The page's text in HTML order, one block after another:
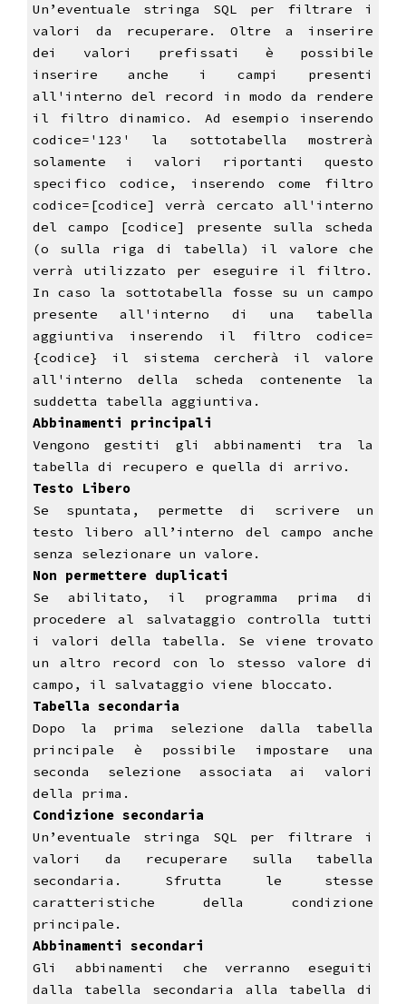
Un’eventuale stringa SQL per filtrare i
valori da recuperare. Oltre a inserire
dei valori prefissati è possibile
inserire anche i campi presenti
all'interno del record in modo da rendere
il filtro dinamico. Ad esempio inserendo
codice='123' la sottotabella mostrerà
solamente i valori riportanti questo
specifico codice, inserendo come filtro
codice=[codice] verrà cercato all'interno
del campo [codice] presente sulla scheda
(o sulla riga di tabella) il valore che
verrà utilizzato per eseguire il filtro.
In caso la sottotabella fosse su un campo
presente all'interno di una tabella
aggiuntiva inserendo il filtro codice=
{codice} il sistema cercherà il valore
all'interno della scheda contenente la
suddetta tabella aggiuntiva.
Abbinamenti principali
Vengono gestiti gli abbinamenti tra la
tabella di recupero e quella di arrivo.
Testo Libero
Se spuntata, permette di scrivere un
testo libero all’interno del campo anche
senza selezionare un valore.
Non permettere duplicati
Se abilitato, il programma prima di
procedere al salvataggio controlla tutti
i valori della tabella. Se viene trovato
un altro record con lo stesso valore di
campo, il salvataggio viene bloccato.
Tabella secondaria
Dopo la prima selezione dalla tabella
principale è possibile impostare una
seconda selezione associata ai valori
della prima.
Condizione secondaria
Un’eventuale stringa SQL per filtrare i
valori da recuperare sulla tabella
secondaria. Sfrutta le stesse
caratteristiche della condizione
principale.
Abbinamenti secondari
Gli abbinamenti che verranno eseguiti
dalla tabella secondaria alla tabella di